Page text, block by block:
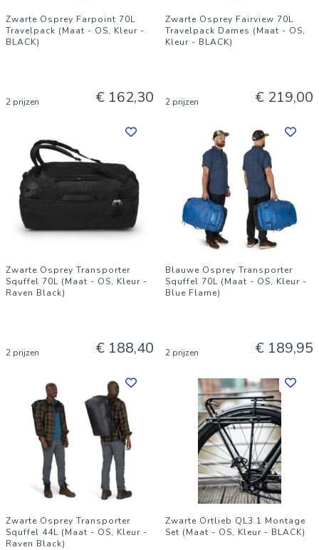
Zwarte Osprey Farpoint 70L
Travelpack (Maat - OS, Kleur -
BLACK)
2 prijzen € 162,30
Zwarte Osprey Fairview 70L
Travelpack Dames (Maat - OS,
Kleur - BLACK)
2 prijzen € 219,00
Zwarte Osprey Transporter
Squffel 70L (Maat - OS, Kleur -
Raven Black)
2 prijzen € 188,40
Blauwe Osprey Transporter
Squffel 70L (Maat - OS, Kleur -
Blue Flame)
2 prijzen € 189,95
Zwarte Osprey Transporter
Squffel 44L (Maat - OS, Kleur -
Raven Black)
Zwarte Ortlieb QL3.1 Montage
Set (Maat - OS, Kleur - BLACK)